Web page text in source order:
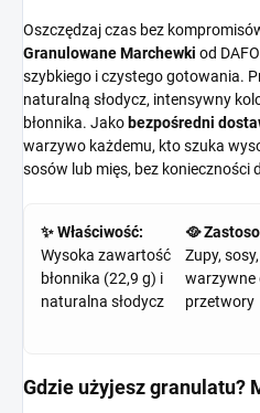
Oszczędzaj czas bez
Granulowane Marchewki od
szybkiego i czystego gotowania.
naturalną słodycz, intensywny
błonnika. Jako bezpośredni
warzywo każdemu, kto szuka
sosów lub mięs, bez konieczności
✨ Właściwość:
Wysoka zawartość
błonnika (22,9 g) i
naturalna słodycz
🥘
Zupy,
warzywne
przetwory
Gdzie użyjesz granulatu?